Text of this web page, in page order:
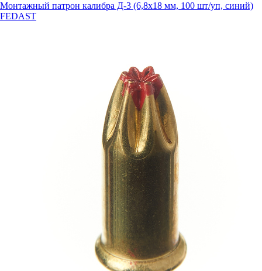
Монтажный патрон калибра Д-3 (6,8х18 мм, 100 шт/уп, синий)
FEDAST